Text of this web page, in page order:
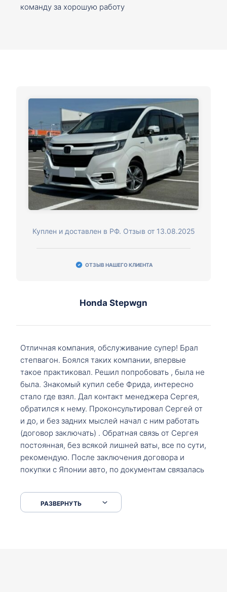
команду за хорошую работу
Куплен и доставлен в РФ. Отзыв от 13.08.2025
ОТЗЫВ НАШЕГО КЛИЕНТА
Honda Stepwgn
Отличная компания, обслуживание супер! Брал
степвагон. Боялся таких компании, впервые
такое практиковал. Решил попробовать , была не
была. Знакомый купил себе Фрида, интересно
стало где взял. Дал контакт менеджера Сергея,
обратился к нему. Проконсультировал Сергей от
и до, и без задних мыслей начал с ним работать
(договор заключать) . Обратная связь от Сергея
постоянная, без всякой лишней ваты, все по сути,
рекомендую. После заключения договора и
покупки с Японии авто, по документам связалась
что заполнить, куда зайти, образцы и т.д. После
приехал за авто. Меня тепло встретили Сергей с
РАЗВЕРНУТЬ